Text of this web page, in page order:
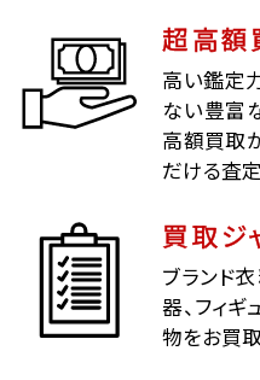
超高額
高い鑑定
ない豊富
高額買取
だける査
買取ジ
ブランド
器、フィ
物をお買取